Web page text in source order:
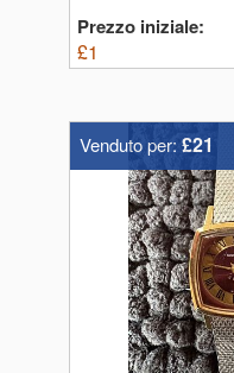
Prezzo iniziale:
£1
Venduto per: £21